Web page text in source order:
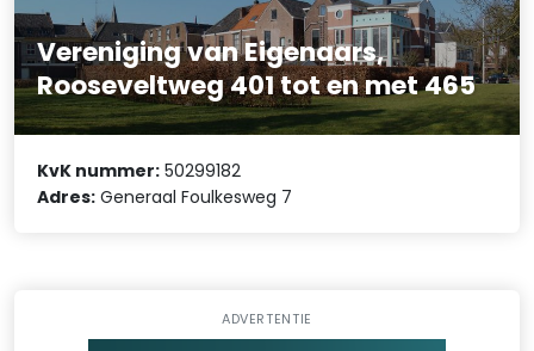
Vereniging van Eigenaars,
Rooseveltweg 401 tot en met 465
KvK nummer: 50299182
Adres: Generaal Foulkesweg 7
ADVERTENTIE